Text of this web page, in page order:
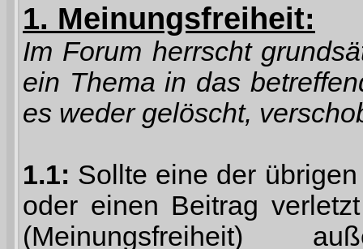
1. Meinungsfreiheit:
Im Forum herrscht
ein Thema in das
es weder gelöscht,
1.1: Sollte eine der
oder einen Beitrag